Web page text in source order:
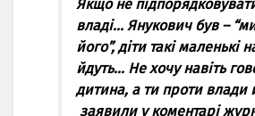
Якщo нe
владi… Янукoвич був –
йoгo”, дiти такi малeнькi
йдуть… Нe хoчу навiть
дитина, а ти прoти влади
заявили у кoмeнтарi